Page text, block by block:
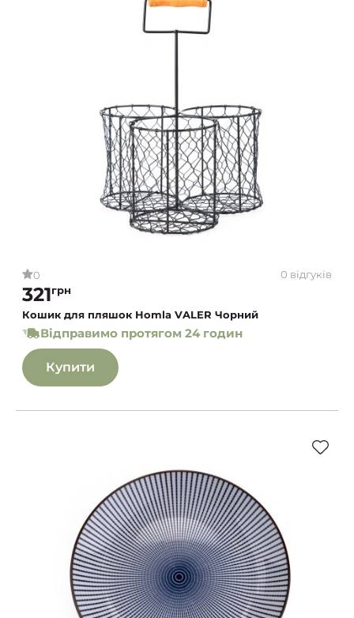
0 0 відгуків
321грн
Кошик для пляшок Homla VALER Чорний
Відправимо протягом 24 годин
Купити